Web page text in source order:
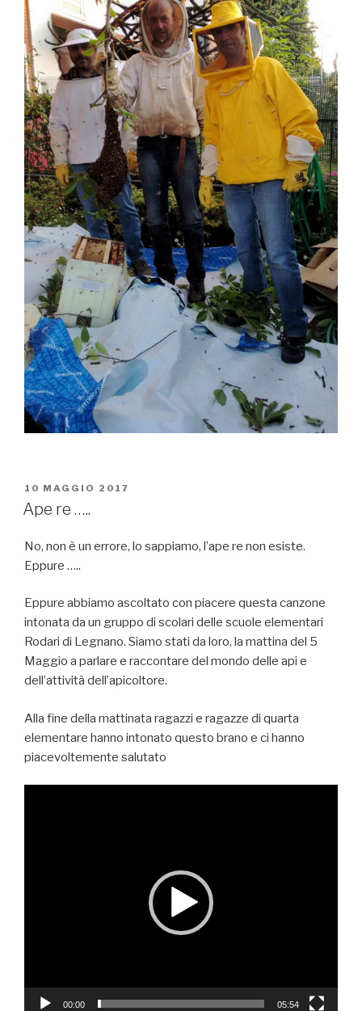
PUBBLICATO
IL
10 MAGGIO 2017
Ape re …..
No, non è un errore, lo sappiamo, l’ape re non esiste.
Eppure …..
Eppure abbiamo ascoltato con piacere questa canzone
intonata da un gruppo di scolari delle scuole elementari
Rodari di Legnano. Siamo stati da loro, la mattina del 5
Maggio a parlare e raccontare del mondo delle api e
dell’attività dell’apicoltore.
Alla fine della mattinata ragazzi e ragazze di quarta
elementare hanno intonato questo brano e ci hanno
piacevoltemente salutato
00:00 05:54